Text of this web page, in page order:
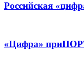
Российская
«Цифра»